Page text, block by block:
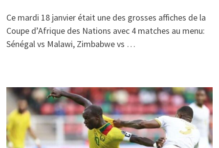
Ce mardi 18 janvier était une des grosses affiches de la
Coupe d’Afrique des Nations avec 4 matches au menu:
Sénégal vs Malawi, Zimbabwe vs …